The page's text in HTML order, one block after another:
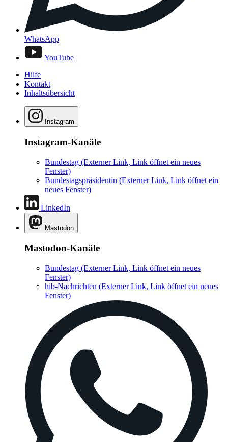
WhatsApp
YouTube
Hilfe
Kontakt
Inhaltsübersicht
Instagram
Instagram-Kanäle
Bundestag (Externer Link, Link öffnet ein neues
Fenster)
Bundestagspräsidentin (Externer Link, Link öffnet ein
neues Fenster)
LinkedIn
Mastodon
Mastodon-Kanäle
Bundestag (Externer Link, Link öffnet ein neues
Fenster)
hib-Nachrichten (Externer Link, Link öffnet ein neues
Fenster)